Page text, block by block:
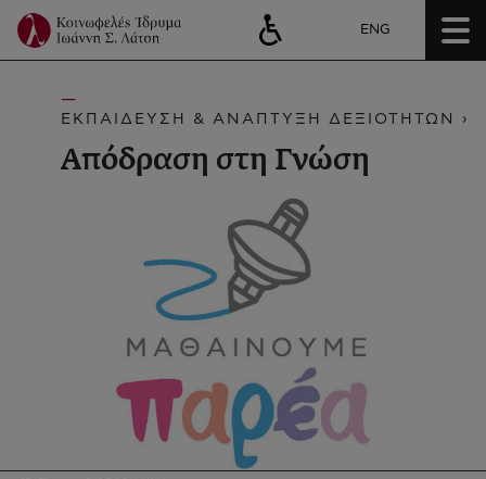
ENG
ΕΚΠΑΙΔΕΥΣΗ & ΑΝΑΠΤΥΞΗ ΔΕΞΙΟΤΗΤΩΝ ›
Απόδραση στη Γνώση